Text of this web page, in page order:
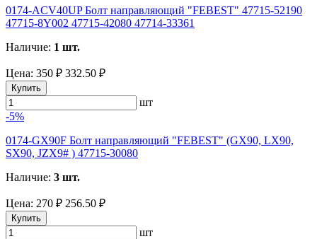
0174-ACV40UP Болт направляющий "FEBEST" 47715-52190
47715-8Y002 47715-42080 47714-33361
Наличие: 1 шт.
Цена: 350 ₽ 332.50 ₽
Купить
шт
-5%
0174-GX90F Болт направляющий "FEBEST" (GX90, LX90,
SX90, JZX9# ) 47715-30080
Наличие: 3 шт.
Цена: 270 ₽ 256.50 ₽
Купить
шт